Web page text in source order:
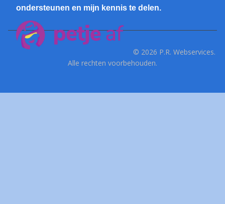
ondersteunen en mijn kennis te delen.
© 2026 P.R. Webservices.
Alle rechten voorbehouden.